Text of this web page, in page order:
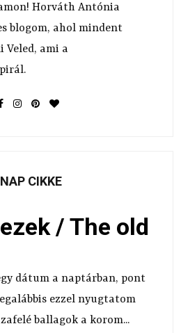
Horváth Antónia
blogom, ahol mindent
Veled, ami a
CIKKE
/ The old
dátum a naptárban, pont
ezzel nyugtatom
ballagok a korom...